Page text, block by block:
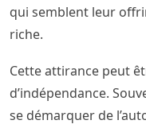
qui semblent leur
riche.
Cette attirance peut
d’indépendance.
se démarquer de